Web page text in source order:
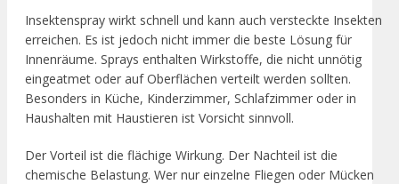
Insektenspray wirkt schnell und kann auch versteckte Insekten
erreichen. Es ist jedoch nicht immer die beste Lösung für
Innenräume. Sprays enthalten Wirkstoffe, die nicht unnötig
eingeatmet oder auf Oberflächen verteilt werden sollten.
Besonders in Küche, Kinderzimmer, Schlafzimmer oder in
Haushalten mit Haustieren ist Vorsicht sinnvoll.
Der Vorteil ist die flächige Wirkung. Der Nachteil ist die
chemische Belastung. Wer nur einzelne Fliegen oder Mücken